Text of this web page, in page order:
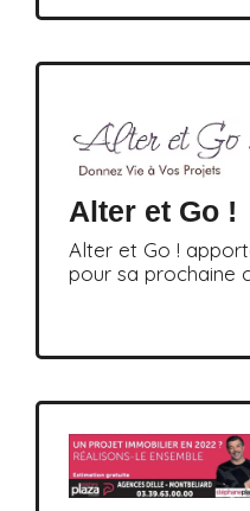
Alter et Go !
Alter et Go !
pour sa prochaine